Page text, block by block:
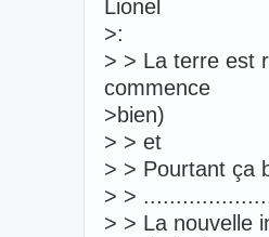
Lionel
>:
> > La terre est
commence
>bien)
> > et
> > Pourtant ça
> >
> > La nouvelle